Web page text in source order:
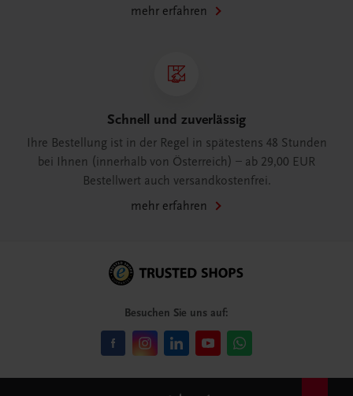
mehr erfahren
Schnell und zuverlässig
Ihre Bestellung ist in der Regel in spätestens 48 Stunden
bei Ihnen (innerhalb von Österreich) – ab 29,00 EUR
Bestellwert auch versandkostenfrei.
mehr erfahren
Besuchen Sie uns auf: